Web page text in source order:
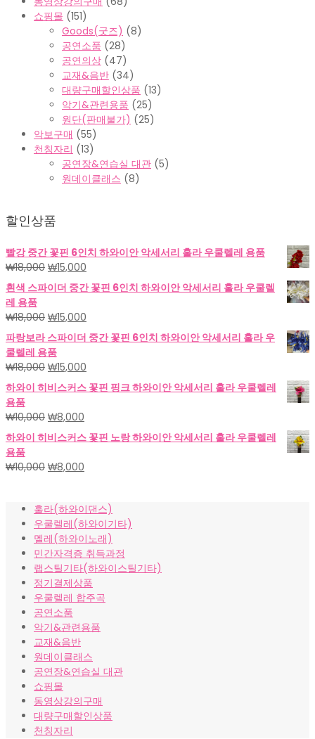
쇼핑몰 (151)
Goods(굿즈) (8)
공연소품 (28)
공연의상 (47)
교재&음반 (34)
대량구매할인상품 (13)
악기&관련용품 (25)
원단(판매불가) (25)
악보구매 (55)
천칭자리 (13)
공연장&연습실 대관 (5)
원데이클래스 (8)
할인상품
빨강 중간 꽃핀 6인치 하와이안 악세서리 훌라 우쿨렐레 용품
₩18,000 원
래
가
격:
₩18,000.
₩15,000
재
가
₩15,000.
흰색 스파이더 중간 꽃핀 6인치 하와이안 악세서리 훌라 우쿨렐
레 용품
₩18,000 원
래
가
격:
₩18,000.
₩15,000
재
가
₩15,000.
파랑보라 스파이더 중간 꽃핀 6인치 하와이안 악세서리 훌라 우
쿨렐레 용품
₩18,000 원
래
가
격:
₩18,000.
₩15,000
재
가
하와이 히비스커스 꽃핀 핑크 하와이안 악세서리 훌라 우쿨렐레
용품
₩10,000 원
래
가
격:
₩10,000.
₩8,000
재
가
₩8,000.
하와이 히비스커스 꽃핀 노랑 하와이안 악세서리 훌라 우쿨렐레
용품
₩10,000 원
격:
₩10,000.
₩8,000
격:
₩8,000.
훌라(하와이댄스)
우쿨렐레(하와이기타)
멜레(하와이노래)
민간자격증 취득과정
랩스틸기타(하와이스틸기타)
정기결제상품
우쿨렐레 합주곡
공연소품
악기&관련용품
교재&음반
원데이클래스
공연장&연습실 대관
쇼핑몰
동영상강의구매
대량구매할인상품
천칭자리